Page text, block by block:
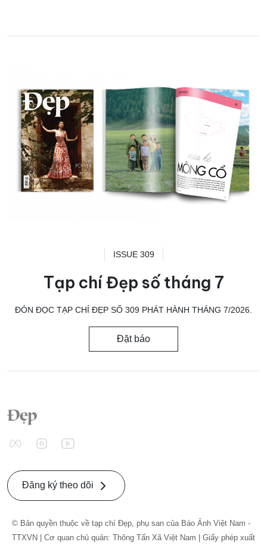
ISSUE 309
Tạp chí Đẹp số tháng 7
ĐÓN ĐỌC TẠP CHÍ ĐẸP SỐ 309 PHÁT HÀNH THÁNG 7/2026.
Đặt báo
Đăng ký theo dõi
© Bản quyền thuộc về tạp chí Đẹp, phụ san của Báo Ảnh Việt Nam -
TTXVN | Cơ quan chủ quản: Thông Tấn Xã Việt Nam | Giấy phép xuất